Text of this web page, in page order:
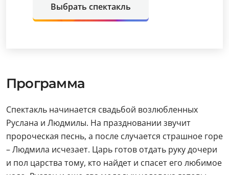
Выбрать спектакль
Программа
Спектакль начинается свадьбой возлюбленных
Руслана и Людмилы. На праздновании звучит
пророческая песнь, а после случается страшное горе
– Людмила исчезает. Царь готов отдать руку дочери
и пол царства тому, кто найдет и спасет его любимое